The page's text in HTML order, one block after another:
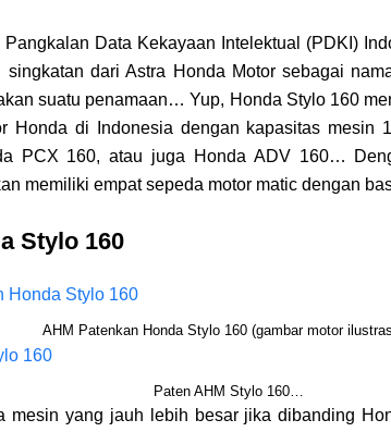
Pangkalan Data Kekayaan Intelektual (PDKI)
singkatan dari Astra Honda Motor sebagai
suatu penamaan… Yup, Honda Stylo 160
Honda di Indonesia dengan kapasitas mesin
PCX 160, atau juga Honda ADV 160…
memiliki empat sepeda motor matic dengan
Stylo 160
AHM Patenkan Honda Stylo 160 (gambar motor
Paten AHM Stylo 160…
mesin yang jauh lebih besar jika dibanding